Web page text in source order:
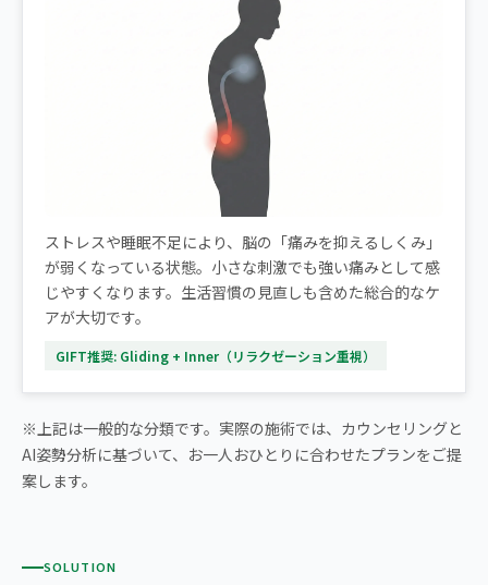
ストレスや睡眠不足により、脳の「痛みを抑えるしくみ」
が弱くなっている状態。小さな刺激でも強い痛みとして感
じやすくなります。生活習慣の見直しも含めた総合的なケ
アが大切です。
GIFT推奨: Gliding + Inner（リラクゼーション重視）
※上記は一般的な分類です。実際の施術では、カウンセリングと
AI姿勢分析に基づいて、お一人おひとりに合わせたプランをご提
案します。
SOLUTION